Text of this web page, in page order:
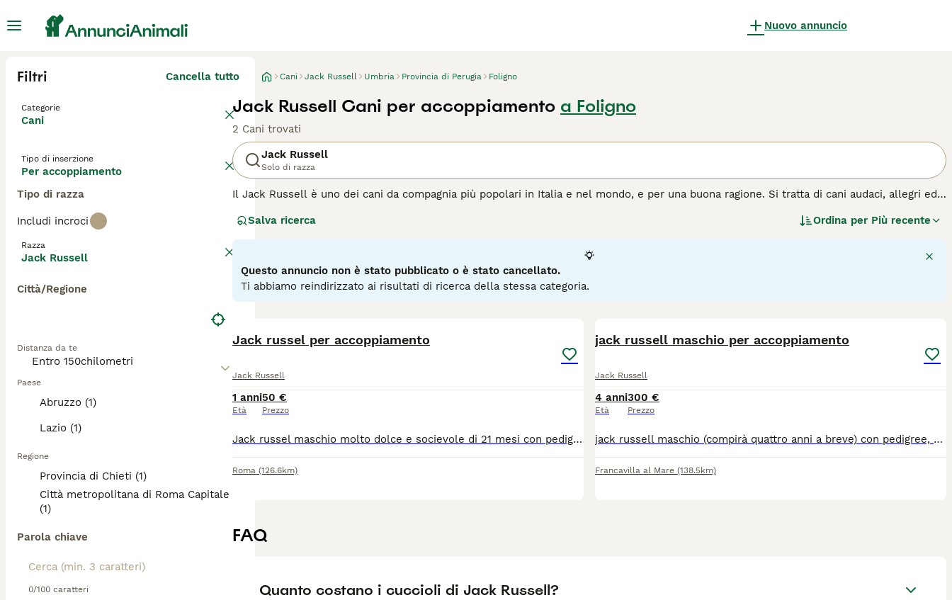
Nuovo annuncio
Filtri Cancella tutto
Categorie
Cani
Tipo di inserzione
Per accoppiamento
Tipo di razza
Includi incroci
Razza
Jack Russell
Città/Regione
Distanza da te
Paese
Abruzzo (1)
Lazio (1)
Regione
Provincia di Chieti (1)
Città metropolitana di Roma Capitale
(1)
Parola chiave
0/100 caratteri
Cani Jack Russell Umbria Provincia di Perugia Foligno
Jack Russell Cani per accoppiamento a Foligno
2 Cani trovati
Jack Russell
Solo di razza
Il Jack Russell è uno dei cani da compagnia più popolari in Italia e nel mondo, e per una buona ragione. Si tratta di cani audaci, allegri ed
esercizio fisico e stimolazione mentale per essere cani veramente felici e appagati.
per informazioni su questa razza di cane.
Salva ricerca Ordina per Più recente
Questo annuncio non è stato pubblicato o è stato cancellato.
Ti abbiamo reindirizzato ai risultati di ricerca della stessa categoria.
Jack russel per accoppiamento
Jack Russell
1 anni
Età
50 €
Prezzo
Jack russel maschio molto dolce e socievole di 21 mesi con pedigree, di alta genealogia, disponibile per accoppiamento solo su roma
Roma (126.6km)
jack russell maschio per accoppiamento
Jack Russell
4 anni
Età
300 €
Prezzo
jack russell maschio (compirà quattro anni a breve) con pedigree, pelo ruvido. cane docile e socievole, amante della compagnia.
Francavilla al Mare (138.5km)
FAQ
Quanto costano i cuccioli di Jack Russell?